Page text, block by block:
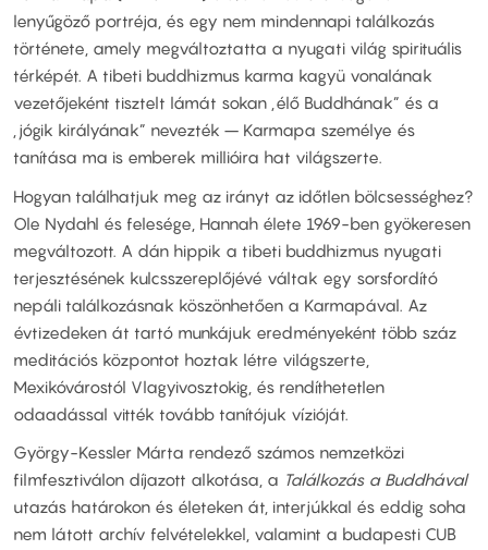
lenyűgöző portréja, és egy nem mindennapi találkozás
története, amely megváltoztatta a nyugati világ spirituális
térképét. A tibeti buddhizmus karma kagyü vonalának
vezetőjeként tisztelt lámát sokan „élő Buddhának” és a
„jógik királyának” nevezték – Karmapa személye és
tanítása ma is emberek millióira hat világszerte.
Hogyan találhatjuk meg az irányt az időtlen bölcsességhez?
Ole Nydahl és felesége, Hannah élete 1969-ben gyökeresen
megváltozott. A dán hippik a tibeti buddhizmus nyugati
terjesztésének kulcsszereplőjévé váltak egy sorsfordító
nepáli találkozásnak köszönhetően a Karmapával. Az
évtizedeken át tartó munkájuk eredményeként több száz
meditációs központot hoztak létre világszerte,
Mexikóvárostól Vlagyivosztokig, és rendíthetetlen
odaadással vitték tovább tanítójuk vízióját.
György-Kessler Márta rendező számos nemzetközi
filmfesztiválon díjazott alkotása, a Találkozás a Buddhával
utazás határokon és életeken át, interjúkkal és eddig soha
nem látott archív felvételekkel, valamint a budapesti CUB